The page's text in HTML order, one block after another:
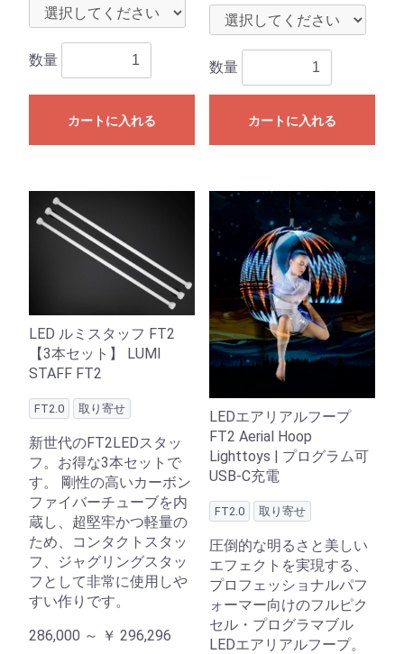
数量
カートに入れる
数量
カートに入れる
LED ルミスタッフ FT2
【3本セット】 LUMI
STAFF FT2
FT2.0 取り寄せ
新世代のFT2LEDスタッ
フ。お得な3本セットで
す。 剛性の高いカーボン
ファイバーチューブを内
蔵し、超堅牢かつ軽量の
ため、コンタクトスタッ
フ、ジャグリングスタッ
フとして非常に使用しや
すい作りです。
286,000 ～ ￥ 296,296
LEDエアリアルフープ
FT2 Aerial Hoop
Lighttoys | プログラム可
USB-C充電
FT2.0 取り寄せ
圧倒的な明るさと美しい
エフェクトを実現する、
プロフェッショナルパフ
ォーマー向けのフルピク
セル・プログラマブル
LEDエアリアルフープ。